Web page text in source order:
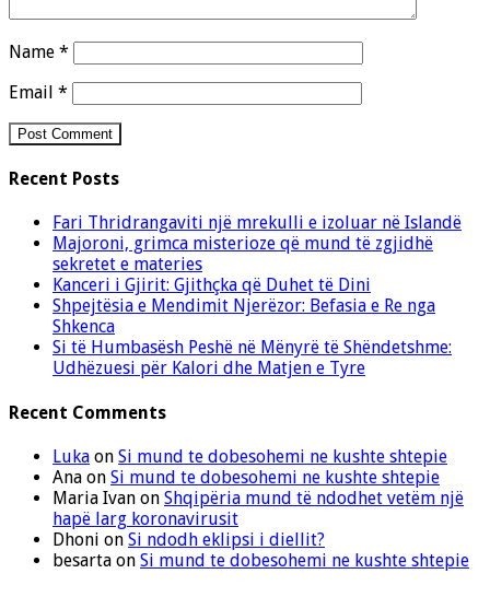
Name *
Email *
Recent Posts
Fari Thridrangaviti një mrekulli e izoluar në Islandë
Majoroni, grimca misterioze që mund të zgjidhë
sekretet e materies
Kanceri i Gjirit: Gjithçka që Duhet të Dini
Shpejtësia e Mendimit Njerëzor: Befasia e Re nga
Shkenca
Si të Humbasësh Peshë në Mënyrë të Shëndetshme:
Udhëzuesi për Kalori dhe Matjen e Tyre
Recent Comments
Luka on Si mund te dobesohemi ne kushte shtepie
Ana on Si mund te dobesohemi ne kushte shtepie
Maria Ivan on Shqipëria mund të ndodhet vetëm një
hapë larg koronavirusit
Dhoni on Si ndodh eklipsi i diellit?
besarta on Si mund te dobesohemi ne kushte shtepie